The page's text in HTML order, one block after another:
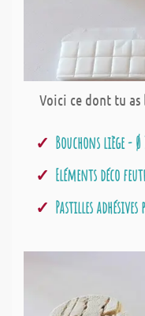
Voici ce dont tu
Bouchons liège - Ø
Eléments déco
Pastilles